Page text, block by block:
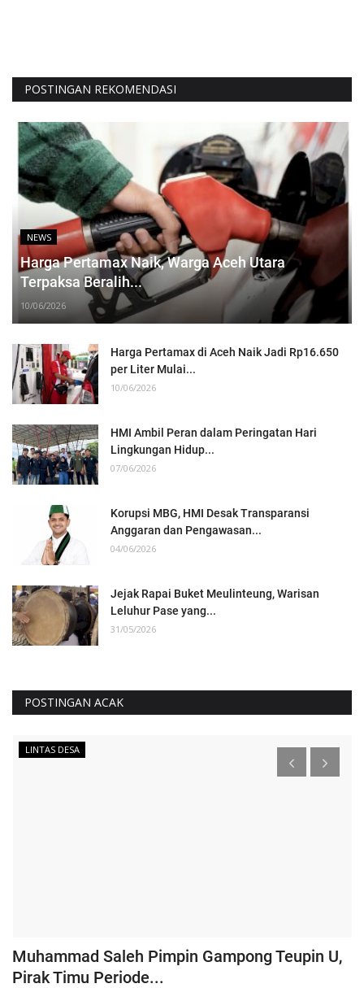
POSTINGAN REKOMENDASI
NEWS
Harga Pertamax Naik, Warga Aceh Utara
Terpaksa Beralih...
10/06/2026
Harga Pertamax di Aceh Naik Jadi Rp16.650
per Liter Mulai...
10/06/2026
HMI Ambil Peran dalam Peringatan Hari
Lingkungan Hidup...
07/06/2026
Korupsi MBG, HMI Desak Transparansi
Anggaran dan Pengawasan...
04/06/2026
Jejak Rapai Buket Meulinteung, Warisan
Leluhur Pase yang...
31/05/2026
POSTINGAN ACAK
LINTAS DESA
‎Muhammad Saleh Pimpin Gampong Teupin U,
Pirak Timu Periode...